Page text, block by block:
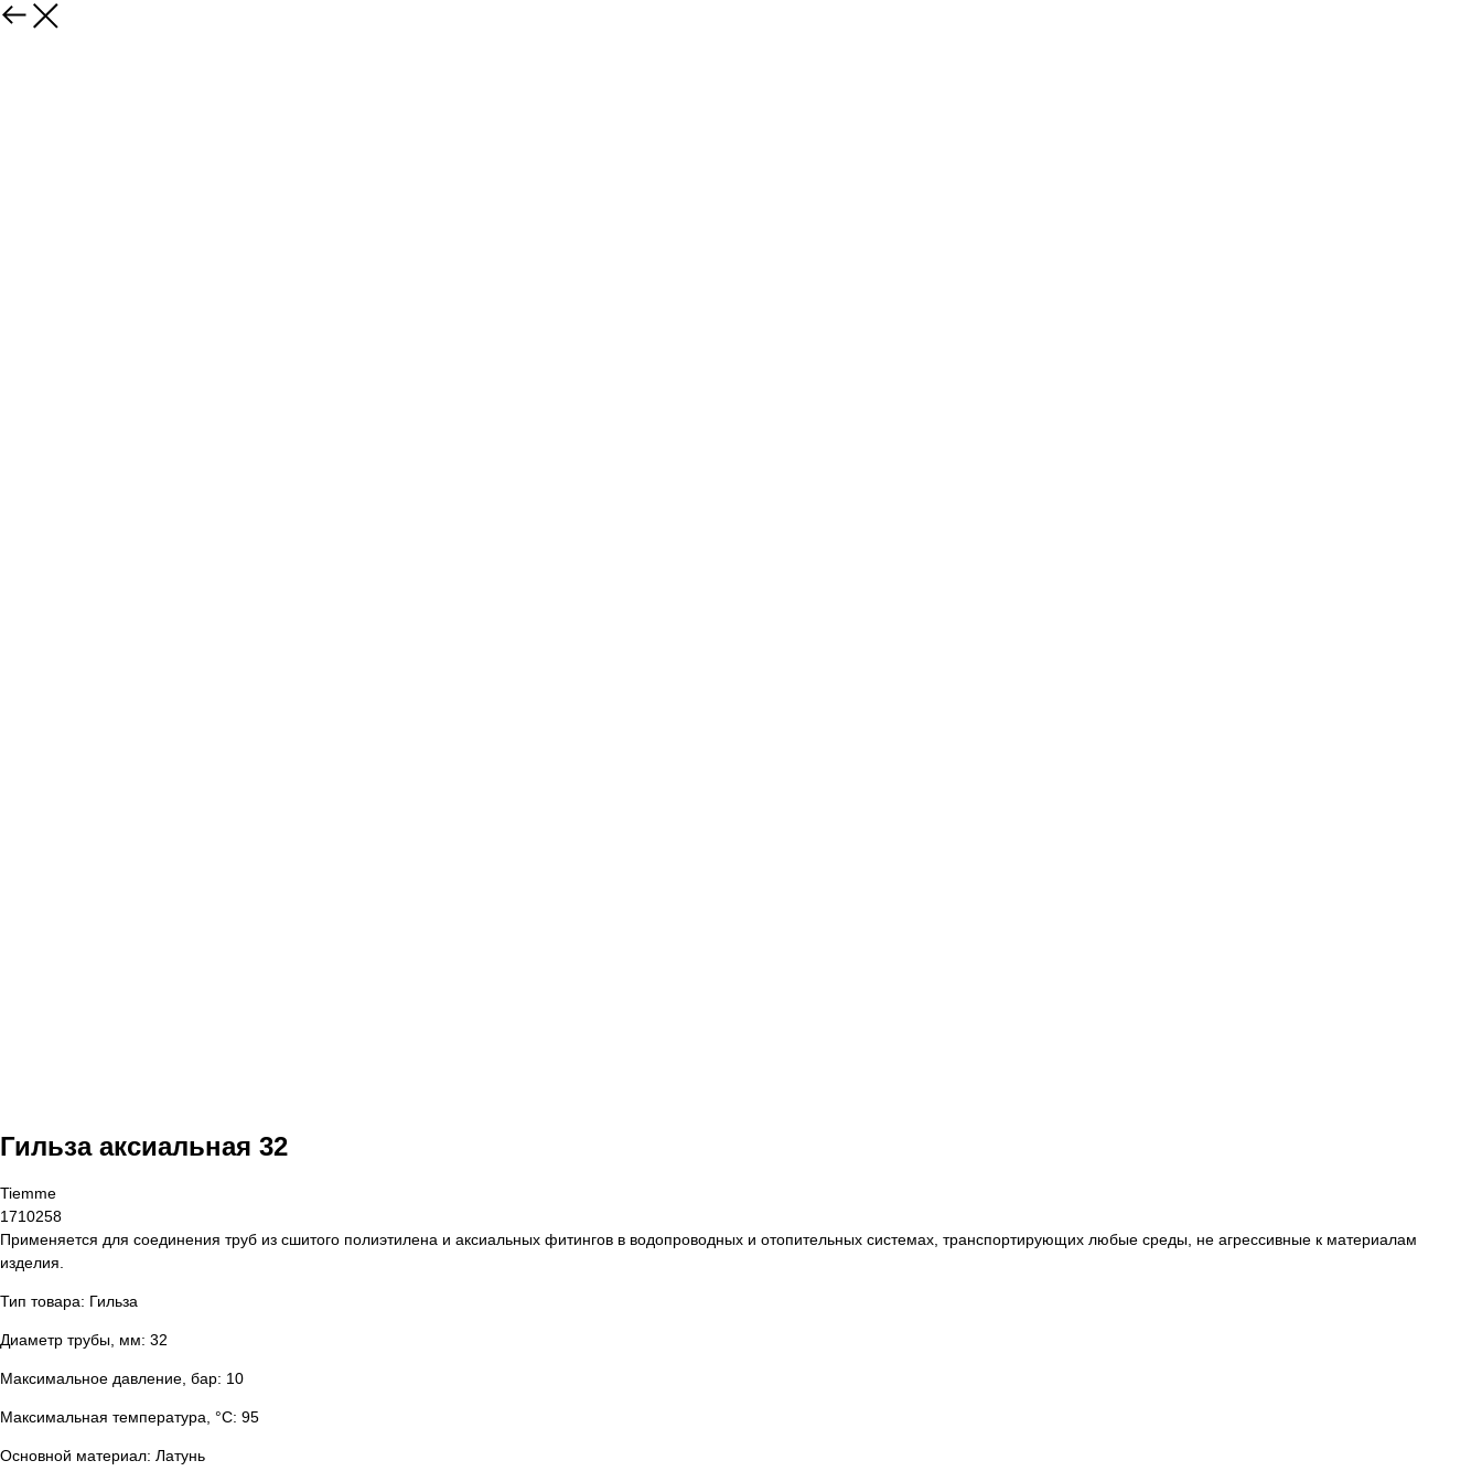
Гильза аксиальная 32
Tiemme
1710258
Применяется для соединения труб из сшитого полиэтилена и аксиальных фитингов в водопроводных и отопительных системах, транспортирующих любые среды, не агрессивные к материалам
изделия.
Тип товара: Гильза
Диаметр трубы, мм: 32
Максимальное давление, бар: 10
Максимальная температура, °С: 95
Основной материал: Латунь